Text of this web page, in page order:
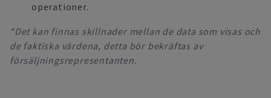
operationer.
*Det kan finnas skillnader mellan de data som visas och
de faktiska värdena, detta bör bekräftas av
försäljningsrepresentanten.